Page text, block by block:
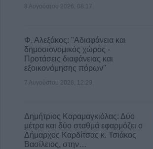
8 Αυγούστου 2026, 08:17
Φ. Αλεξάκος: "Αδιαφάνεια και
δημοσιονομικός χώρος -
Προτάσεις διαφάνειας και
εξοικονόμησης πόρων"
7 Αυγούστου 2026, 12:29
Δημήτριος Καραμαγκιόλας: Δύο
μέτρα και δύο σταθμά εφαρμόζει ο
Δήμαρχος Καρδίτσας κ. Τσιάκος
Βασίλειος, στην…